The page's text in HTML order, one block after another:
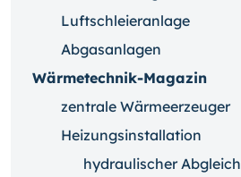
Luftschleieranlage
Abgasanlagen
Wärmetechnik-Magazin
zentrale Wärmeerzeuger
Heizungsinstallation
hydraulischer Abgleich